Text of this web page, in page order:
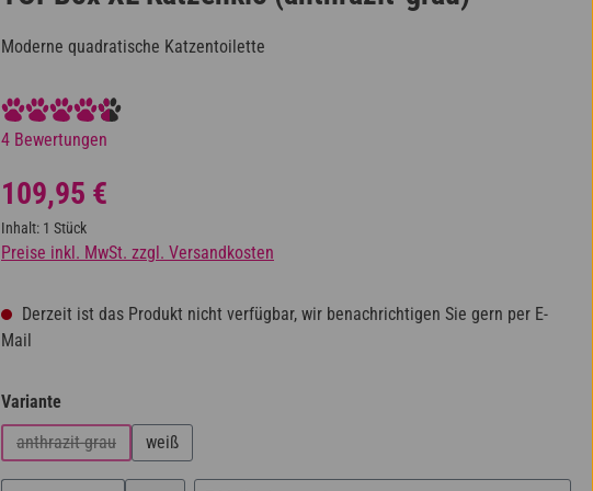
Moderne quadratische Katzentoilette
Durchschnittliche Bewertung von 4.5 von 5 Sternen
4 Bewertungen
Regulärer Preis:
109,95 €
Inhalt: 1 Stück
Preise inkl. MwSt. zzgl. Versandkosten
Derzeit ist das Produkt nicht verfügbar, wir benachrichtigen Sie gern per E-
Mail
Variante
anthrazit-grau
(Diese Option ist zurzeit nicht verfügbar.)
weiß